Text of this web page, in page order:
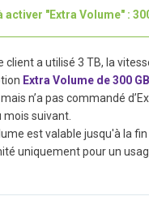
activer "Extra Volume" :
client a utilisé 3 TB, la
Extra Volume de 300 GB
n’a pas commandé
mois suivant.
est valable jusqu'à la
uniquement pour un